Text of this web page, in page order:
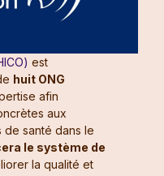
est
huit ONG
afin
aux
de santé dans le
le système de
la qualité et